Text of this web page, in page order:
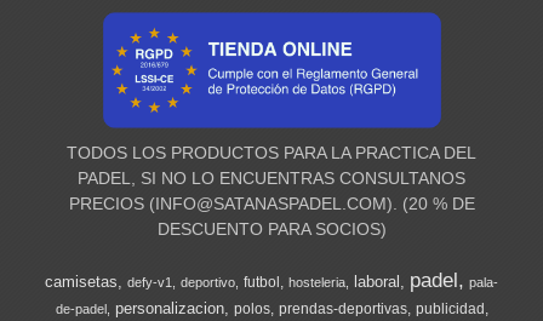
TODOS LOS PRODUCTOS PARA LA PRACTICA DEL
PADEL, SI NO LO ENCUENTRAS CONSULTANOS
PRECIOS (INFO@SATANASPADEL.COM). (20 % DE
DESCUENTO PARA SOCIOS)
camisetas defy-v1 deportivo futbol hosteleria laboral padel
pala-
de-padel
personalizacion polos prendas-deportivas publicidad